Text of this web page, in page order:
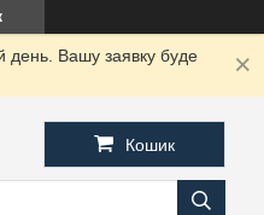
день. Вашу заявку буде
Кошик